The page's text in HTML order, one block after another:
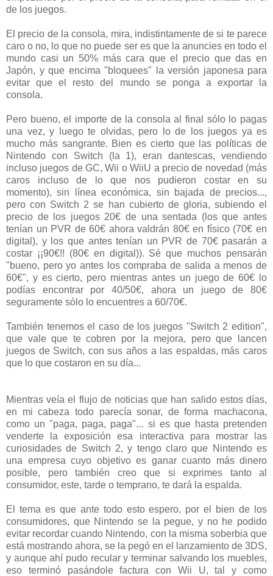
de los juegos.
El precio de la consola, mira, indistintamente de si te parece
caro o no, lo que no puede ser es que la anuncies en todo el
mundo casi un 50% más cara que el precio que das en
Japón, y que encima "bloquees" la versión japonesa para
evitar que el resto del mundo se ponga a exportar la
consola.
Pero bueno, el importe de la consola al final sólo lo pagas
una vez, y luego te olvidas, pero lo de los juegos ya es
mucho más sangrante. Bien es cierto que las políticas de
Nintendo con Switch (la 1), eran dantescas, vendiendo
incluso juegos de GC, Wii o WiiU a precio de novedad (más
caros incluso de lo que nos pudieron costar en su
momento), sin línea económica, sin bajada de precios...,
pero con Switch 2 se han cubierto de gloria, subiendo el
precio de los juegos 20€ de una sentada (los que antes
tenían un PVR de 60€ ahora valdrán 80€ en físico (70€ en
digital), y los que antes tenían un PVR de 70€ pasarán a
costar ¡¡90€!! (80€ en digital)). Sé que muchos pensarán
"bueno, pero yo antes los compraba de salida a menos de
60€", y es cierto, pero mientras antes un juego de 60€ lo
podías encontrar por 40/50€, ahora un juego de 80€
seguramente sólo lo encuentres a 60/70€.
También tenemos el caso de los juegos "Switch 2 edition",
que vale que te cobren por la mejora, pero que lancen
juegos de Switch, con sus años a las espaldas, más caros
que lo que costaron en su día...
Mientras veía el flujo de noticias que han salido estos días,
en mi cabeza todo parecía sonar, de forma machacona,
como un "paga, paga, paga"... si es que hasta pretenden
venderte la exposición esa interactiva para mostrar las
curiosidades de Switch 2, y tengo claro que Nintendo es
una empresa cuyo objetivo es ganar cuanto más dinero
posible, pero también creo que si exprimes tanto al
consumidor, este, tarde o temprano, te dará la espalda.
El tema es que ante todo esto espero, por el bien de los
consumidores, que Nintendo se la pegue, y no he podido
evitar recordar cuando Nintendo, con la misma soberbia que
está mostrando ahora, se la pegó en el lanzamiento de 3DS,
y aunque ahí pudo recular y terminar salvando los muebles,
eso terminó pasándole factura con Wii U, tal y como